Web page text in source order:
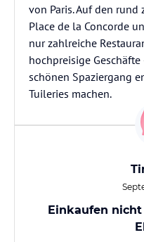
von Paris. Auf den
Place de la Concorde
nur zahlreiche
hochpreisige
schönen Spaziergang
Tuileries machen.
Einkaufen